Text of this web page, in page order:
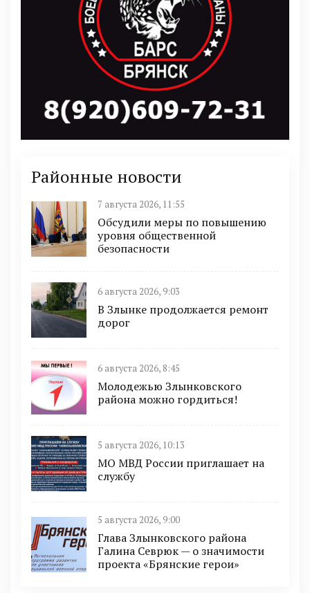
Районные новости
7 августа 2026, 11:55
Обсудили меры по повышению
уровня общественной
безопасности
6 августа 2026, 9:03
В Злынке продолжается ремонт
дорог
6 августа 2026, 8:45
Молодежью Злынковского
района можно гордиться!
5 августа 2026, 10:13
МО МВД России приглашает на
службу
5 августа 2026, 9:00
Глава Злынковского района
Галина Севрюк — о значимости
проекта «Брянские герои»